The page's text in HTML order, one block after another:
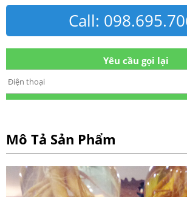
Call:
Yêu cầu gọi lại
Mô Tả Sản Phẩm